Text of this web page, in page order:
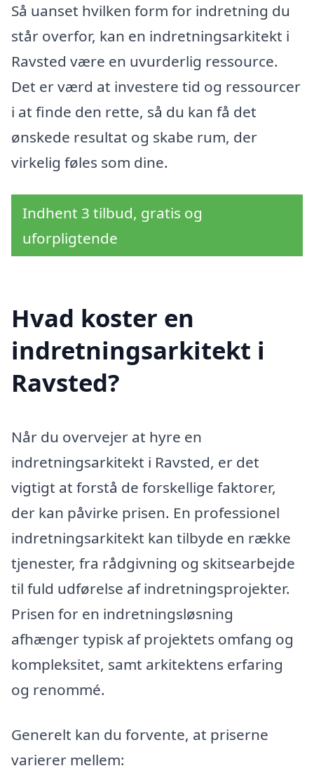
Så uanset hvilken form for indretning du
står overfor, kan en indretningsarkitekt i
Ravsted være en uvurderlig ressource.
Det er værd at investere tid og ressourcer
i at finde den rette, så du kan få det
ønskede resultat og skabe rum, der
virkelig føles som dine.
Indhent 3 tilbud, gratis og
uforpligtende
Hvad koster en
indretningsarkitekt i
Ravsted?
Når du overvejer at hyre en
indretningsarkitekt i Ravsted, er det
vigtigt at forstå de forskellige faktorer,
der kan påvirke prisen. En professionel
indretningsarkitekt kan tilbyde en række
tjenester, fra rådgivning og skitsearbejde
til fuld udførelse af indretningsprojekter.
Prisen for en indretningsløsning
afhænger typisk af projektets omfang og
kompleksitet, samt arkitektens erfaring
og renommé.
Generelt kan du forvente, at priserne
varierer mellem: